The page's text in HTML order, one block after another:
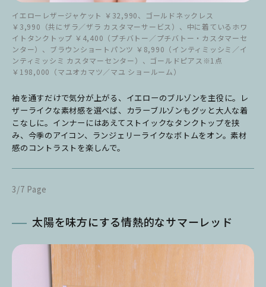
イエローレザージャケット ￥32,990、ゴールドネックレス
￥3,990（共にザラ／ザラ カスタマーサービス）、中に着ているホワ
イトタンクトップ ￥4,400（プチバトー／プチバトー・カスタマーセ
ンター）、ブラウンショートパンツ ￥8,990（インティミッシミ／イ
ンティミッシミ カスタマーセンター）、ゴールドピアス※1点
￥198,000（マユオカマツ／マユ ショールーム）
袖を通すだけで気分が上がる、イエローのブルゾンを主役に。レ
ザーライクな素材感を選べば、カラーブルゾンもグッと大人な着
こなしに。インナーにはあえてストイックなタンクトップを挟
み、今季のアイコン、ランジェリーライクなボトムをオン。素材
感のコントラストを楽しんで。
3/7 Page
太陽を味方にする情熱的なサマーレッド